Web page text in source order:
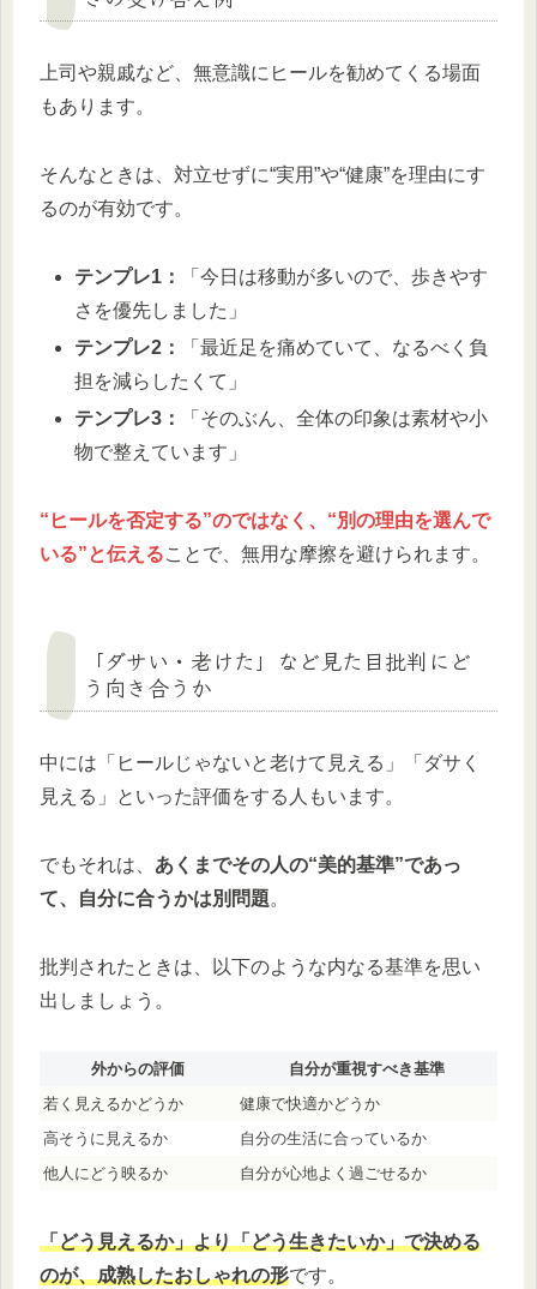
上司や親戚など、無意識にヒールを勧めてくる場面
もあります。
そんなときは、対立せずに“実用”や“健康”を理由にす
るのが有効です。
テンプレ1：
「今日は移動が多いので、歩きやす
さを優先しました」
テンプレ2：
「最近足を痛めていて、なるべく負
担を減らしたくて」
テンプレ3：
「そのぶん、全体の印象は素材や小
物で整えています」
“ヒールを否定する”のではなく、“別の理由を選んで
いる”と伝えることで、無用な摩擦を避けられます。
「ダサい・老けた」など見た目批判にど
う向き合うか
中には「ヒールじゃないと老けて見える」「ダサく
見える」といった評価をする人もいます。
でもそれは、 あくまでその人の“美的基準”であっ
て、自分に合うかは別問題。
批判されたときは、以下のような内なる基準を思い
出しましょう。
外からの評価
自分が重視すべき基準
若く見えるかどうか
健康で快適かどうか
高そうに見えるか
自分の生活に合っているか
他人にどう映るか
自分が心地よく過ごせるか
「どう見えるか」より「どう生きたいか」で決める
のが、成熟したおしゃれの形です。